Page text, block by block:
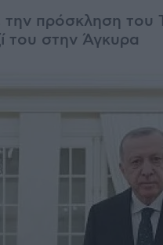
την πρόσκληση του
του στην Άγκυρα